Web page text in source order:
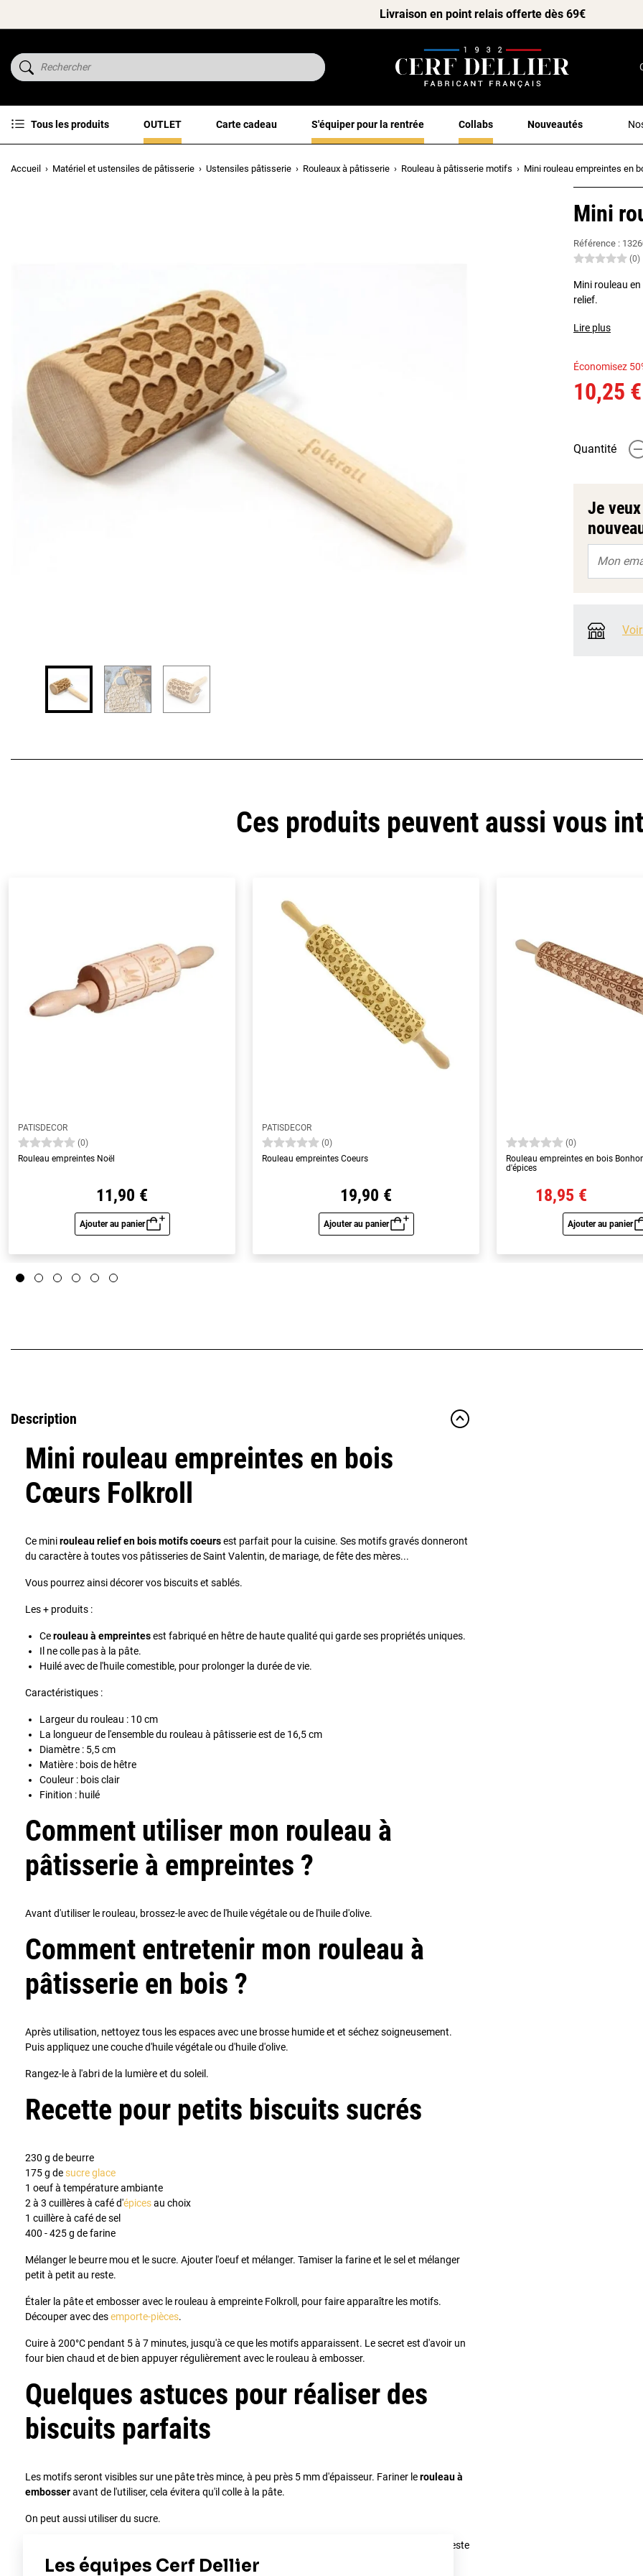
Livraison en point relais offerte dès 69€
Tous les produits OUTLET Carte cadeau S'équiper pour la rentrée Collabs Nouveautés
Accueil Matériel et ustensiles de pâtisserie Ustensiles pâtisserie Rouleaux à pâtisserie Rouleau à pâtisserie motifs Mini rouleau empreintes en
Mini
Référence :
(0)
Mini rouleau
relief.
Lire plus
Économisez
10,25 €
Quantité -
Je
Ces produits peuvent aussi vous
PATISDECOR
(0)
Rouleau empreintes Noël
11,90 €
Ajouter au panier
Aperçu rapide
PATISDECOR
(0)
Rouleau empreintes Coeurs
19,90 €
Ajouter au panier
Aperçu rapide
(0)
Rouleau empreintes en bois
d'épices
18,95 €
Ajouter au panier
Description
Mini rouleau empreintes en bois
Cœurs Folkroll
Ce minirouleau relief en bois motifs coeursest parfait pour la cuisine. Ses motifs gravés donneront
du caractère à toutes vos pâtisseries de Saint Valentin, de mariage, de fête des mères...
Vous pourrez ainsi décorer vos biscuits et sablés.
Les + produits :
Cerouleau à empreintesest fabriqué en hêtre de haute qualité qui garde ses propriétés uniques.
Il ne colle pas à la pâte.
Huilé avec de l'huile comestible, pour prolonger la durée de vie.
Caractéristiques :
Largeur du rouleau : 10 cm
La longueur de l'ensemble du rouleau à pâtisserie est de 16,5 cm
Diamètre : 5,5 cm
Matière : bois de hêtre
Couleur : bois clair
Finition : huilé
Comment utiliser mon rouleau à
pâtisserie à empreintes ?
Avant d'utiliser le rouleau, brossez-le avec de l'huile végétale ou de l'huile d'olive.
Comment entretenir mon rouleau à
pâtisserie en bois ?
Après utilisation, nettoyez tous les espaces avec une brosse humide et et séchez soigneusement.
Puis appliquez une couche d'huile végétale ou d'huile d'olive.
Rangez-le à l'abri de la lumière et du soleil.
Recette pour petits biscuits sucrés
230 g de beurre
175 g de sucre glace
1 oeuf à température ambiante
2 à 3 cuillères à café d'épicesau choix
1 cuillère à café de sel
400 - 425 g de farine
Mélanger le beurre mou et le sucre. Ajouter l'oeuf et mélanger. Tamiser la farine et le sel et mélanger
petit à petit au reste.
Étaler la pâte et embosser avec le rouleau à empreinte Folkroll, pour faire apparaître les motifs.
Découper avec desemporte-pièces.
Cuire à 200°C pendant 5 à 7 minutes, jusqu'à ce que les motifs apparaissent. Le secret est d'avoir un
four bien chaud et de bien appuyer régulièrement avec le rouleau à embosser.
Quelques astuces pour réaliser des
biscuits parfaits
Les motifs seront visibles sur une pâte très mince, à peu près 5 mm d'épaisseur. Fariner lerouleau à
embosseravant de l'utiliser, cela évitera qu'il colle à la pâte.
On peut aussi utiliser du sucre.
Ne pas hésiter à presser fermement le rouleau. Le motif est beau... alors félicitations ! Il ne vous reste
plus qu'à découper les formes désirées les biscuits et bien les faire cuire selon les instructions ci-